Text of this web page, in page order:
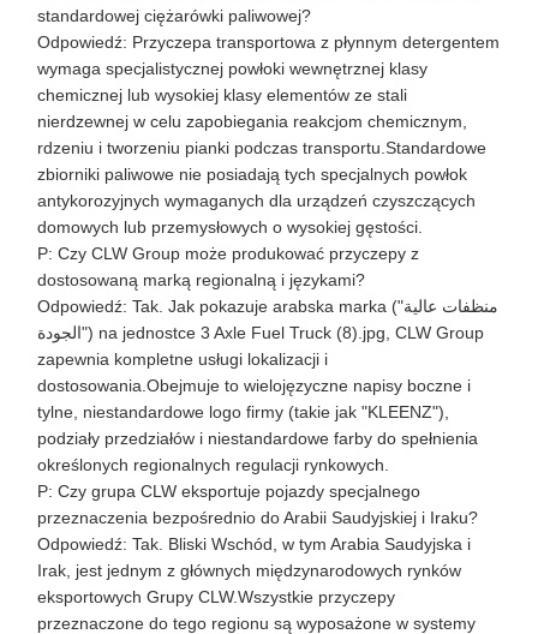
standardowej ciężarówki paliwowej?
Odpowiedź: Przyczepa transportowa z płynnym detergentem
wymaga specjalistycznej powłoki wewnętrznej klasy
chemicznej lub wysokiej klasy elementów ze stali
nierdzewnej w celu zapobiegania reakcjom chemicznym,
rdzeniu i tworzeniu pianki podczas transportu.Standardowe
zbiorniki paliwowe nie posiadają tych specjalnych powłok
antykorozyjnych wymaganych dla urządzeń czyszczących
domowych lub przemysłowych o wysokiej gęstości.
P: Czy CLW Group może produkować przyczepy z
dostosowaną marką regionalną i językami?
Odpowiedź: Tak. Jak pokazuje arabska marka ("منظفات عالية
الجودة") na jednostce 3 Axle Fuel Truck (8).jpg, CLW Group
zapewnia kompletne usługi lokalizacji i
dostosowania.Obejmuje to wielojęzyczne napisy boczne i
tylne, niestandardowe logo firmy (takie jak "KLEENZ"),
podziały przedziałów i niestandardowe farby do spełnienia
określonych regionalnych regulacji rynkowych.
P: Czy grupa CLW eksportuje pojazdy specjalnego
przeznaczenia bezpośrednio do Arabii Saudyjskiej i Iraku?
Odpowiedź: Tak. Bliski Wschód, w tym Arabia Saudyjska i
Irak, jest jednym z głównych międzynarodowych rynków
eksportowych Grupy CLW.Wszystkie przyczepy
przeznaczone do tego regionu są wyposażone w systemy